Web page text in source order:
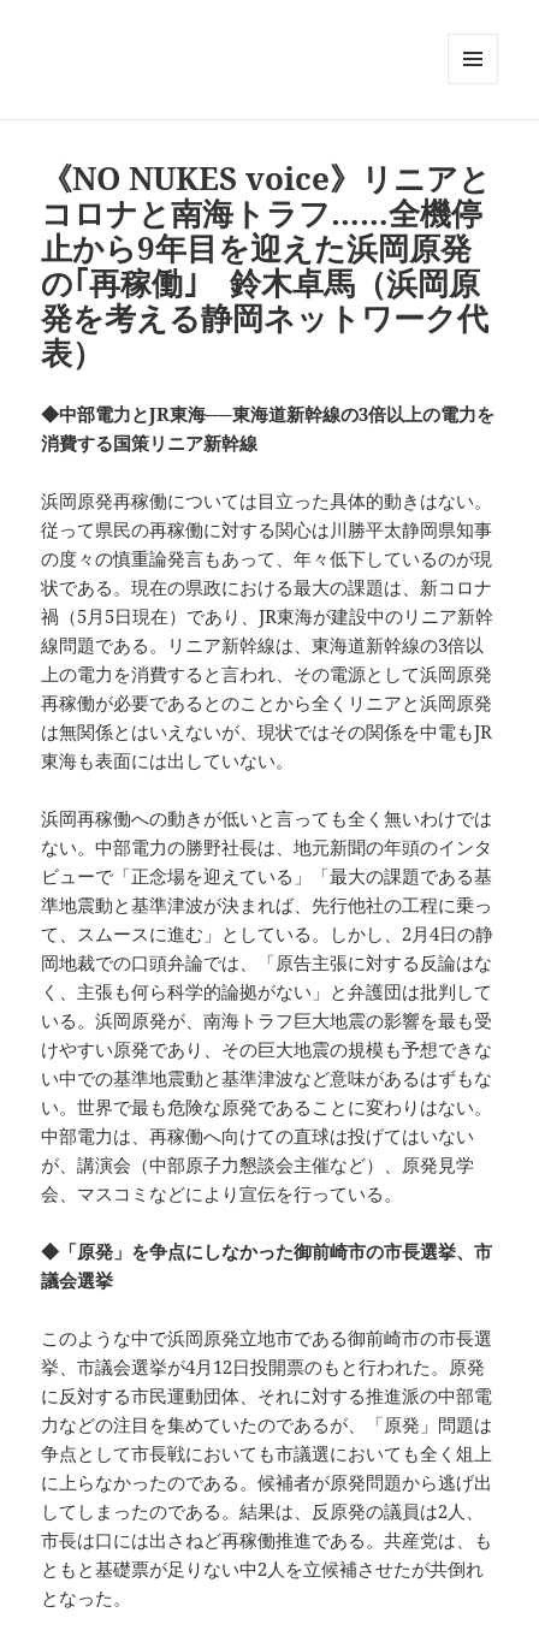
《NO NUKES voice》リニアと
コロナと南海トラフ……全機停
止から9年目を迎えた浜岡原発
の｢再稼働｣ 鈴木卓馬（浜岡原
発を考える静岡ネットワーク代
表）
◆中部電力とJR東海──東海道新幹線の3倍以上の電力を
消費する国策リニア新幹線
浜岡原発再稼働については目立った具体的動きはない。
従って県民の再稼働に対する関心は川勝平太静岡県知事
の度々の慎重論発言もあって、年々低下しているのが現
状である。現在の県政における最大の課題は、新コロナ
禍（5月5日現在）であり、JR東海が建設中のリニア新幹
線問題である。リニア新幹線は、東海道新幹線の3倍以
上の電力を消費すると言われ、その電源として浜岡原発
再稼働が必要であるとのことから全くリニアと浜岡原発
は無関係とはいえないが、現状ではその関係を中電もJR
東海も表面には出していない。
浜岡再稼働への動きが低いと言っても全く無いわけでは
ない。中部電力の勝野社長は、地元新聞の年頭のインタ
ビューで「正念場を迎えている」「最大の課題である基
準地震動と基準津波が決まれば、先行他社の工程に乗っ
て、スムースに進む」としている。しかし、2月4日の静
岡地裁での口頭弁論では、「原告主張に対する反論はな
く、主張も何ら科学的論拠がない」と弁護団は批判して
いる。浜岡原発が、南海トラフ巨大地震の影響を最も受
けやすい原発であり、その巨大地震の規模も予想できな
い中での基準地震動と基準津波など意味があるはずもな
い。世界で最も危険な原発であることに変わりはない。
中部電力は、再稼働へ向けての直球は投げてはいない
が、講演会（中部原子力懇談会主催など）、原発見学
会、マスコミなどにより宣伝を行っている。
◆「原発」を争点にしなかった御前崎市の市長選挙、市
議会選挙
このような中で浜岡原発立地市である御前崎市の市長選
挙、市議会選挙が4月12日投開票のもと行われた。原発
に反対する市民運動団体、それに対する推進派の中部電
力などの注目を集めていたのであるが、「原発」問題は
争点として市長戦においても市議選においても全く俎上
に上らなかったのである。候補者が原発問題から逃げ出
してしまったのである。結果は、反原発の議員は2人、
市長は口には出さねど再稼働推進である。共産党は、も
ともと基礎票が足りない中2人を立候補させたが共倒れ
となった。